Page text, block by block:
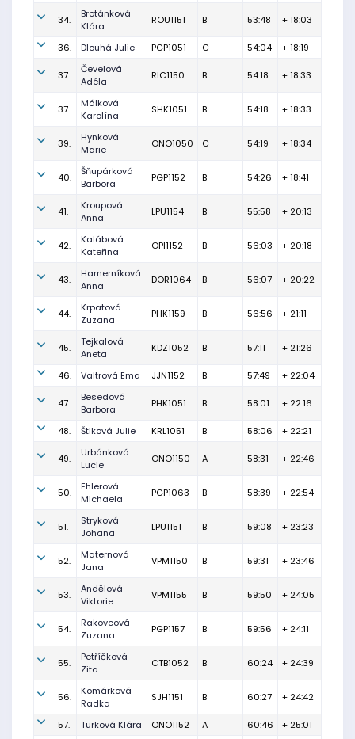
34.
Brotánková
Klára
ROU1151 B 53:48 + 18:03
36. Dlouhá Julie PGP1051 C 54:04 + 18:19
37.
Čevelová
Adéla
RIC1150 B 54:18 + 18:33
37.
Málková
Karolína
SHK1051 B 54:18 + 18:33
39.
Hynková
Marie
ONO1050 C 54:19 + 18:34
40.
Šňupárková
Barbora
PGP1152 B 54:26 + 18:41
41.
Kroupová
Anna
LPU1154 B 55:58 + 20:13
42.
Kalábová
Kateřina
OPI1152 B 56:03 + 20:18
43.
Hamerníková
Anna
DOR1064 B 56:07 + 20:22
44.
Krpatová
Zuzana
PHK1159 B 56:56 + 21:11
45.
Tejkalová
Aneta
KDZ1052 B 57:11 + 21:26
46. Valtrová Ema JJN1152 B 57:49 + 22:04
47.
Besedová
Barbora
PHK1051 B 58:01 + 22:16
48. Štiková Julie KRL1051 B 58:06 + 22:21
49.
Urbánková
Lucie
ONO1150 A 58:31 + 22:46
50.
Ehlerová
Michaela
PGP1063 B 58:39 + 22:54
51.
Stryková
Johana
LPU1151 B 59:08 + 23:23
52.
Maternová
Jana
VPM1150 B 59:31 + 23:46
53.
Andělová
Viktorie
VPM1155 B 59:50 + 24:05
54.
Rakovcová
Zuzana
PGP1157 B 59:56 + 24:11
55.
Petříčková
Zita
CTB1052 B 60:24 + 24:39
56.
Komárková
Radka
SJH1151 B 60:27 + 24:42
57. Turková Klára ONO1152 A 60:46 + 25:01